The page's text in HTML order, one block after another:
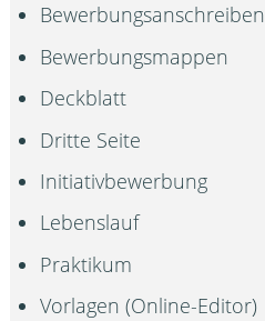
Bewerbungsanschreiben
Bewerbungsmappen
Deckblatt
Dritte Seite
Initiativbewerbung
Lebenslauf
Praktikum
Vorlagen (Online-Editor)